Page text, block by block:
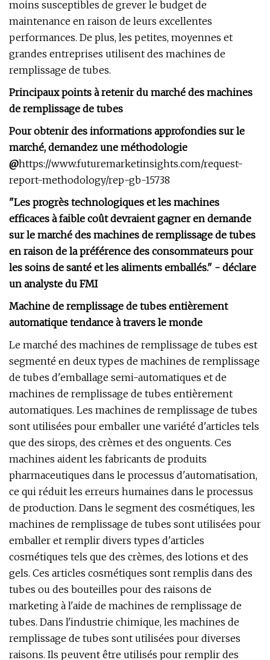
moins susceptibles de grever le budget de
maintenance en raison de leurs excellentes
performances. De plus, les petites, moyennes et
grandes entreprises utilisent des machines de
remplissage de tubes.
Principaux points à retenir du marché des machines
de remplissage de tubes
Pour obtenir des informations approfondies sur le
marché, demandez une méthodologie
@https://www.futuremarketinsights.com/request-
report-methodology/rep-gb-15738
"Les progrès technologiques et les machines
efficaces à faible coût devraient gagner en demande
sur le marché des machines de remplissage de tubes
en raison de la préférence des consommateurs pour
les soins de santé et les aliments emballés." - déclare
un analyste du FMI
Machine de remplissage de tubes entièrement
automatique tendance à travers le monde
Le marché des machines de remplissage de tubes est
segmenté en deux types de machines de remplissage
de tubes d'emballage semi-automatiques et de
machines de remplissage de tubes entièrement
automatiques. Les machines de remplissage de tubes
sont utilisées pour emballer une variété d'articles tels
que des sirops, des crèmes et des onguents. Ces
machines aident les fabricants de produits
pharmaceutiques dans le processus d'automatisation,
ce qui réduit les erreurs humaines dans le processus
de production. Dans le segment des cosmétiques, les
machines de remplissage de tubes sont utilisées pour
emballer et remplir divers types d'articles
cosmétiques tels que des crèmes, des lotions et des
gels. Ces articles cosmétiques sont remplis dans des
tubes ou des bouteilles pour des raisons de
marketing à l'aide de machines de remplissage de
tubes. Dans l'industrie chimique, les machines de
remplissage de tubes sont utilisées pour diverses
raisons. Ils peuvent être utilisés pour remplir des